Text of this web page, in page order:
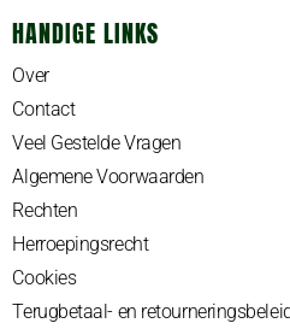
HANDIGE LINKS
Over
Contact
Veel Gestelde Vragen
Algemene Voorwaarden
Rechten
Herroepingsrecht
Cookies
Terugbetaal- en